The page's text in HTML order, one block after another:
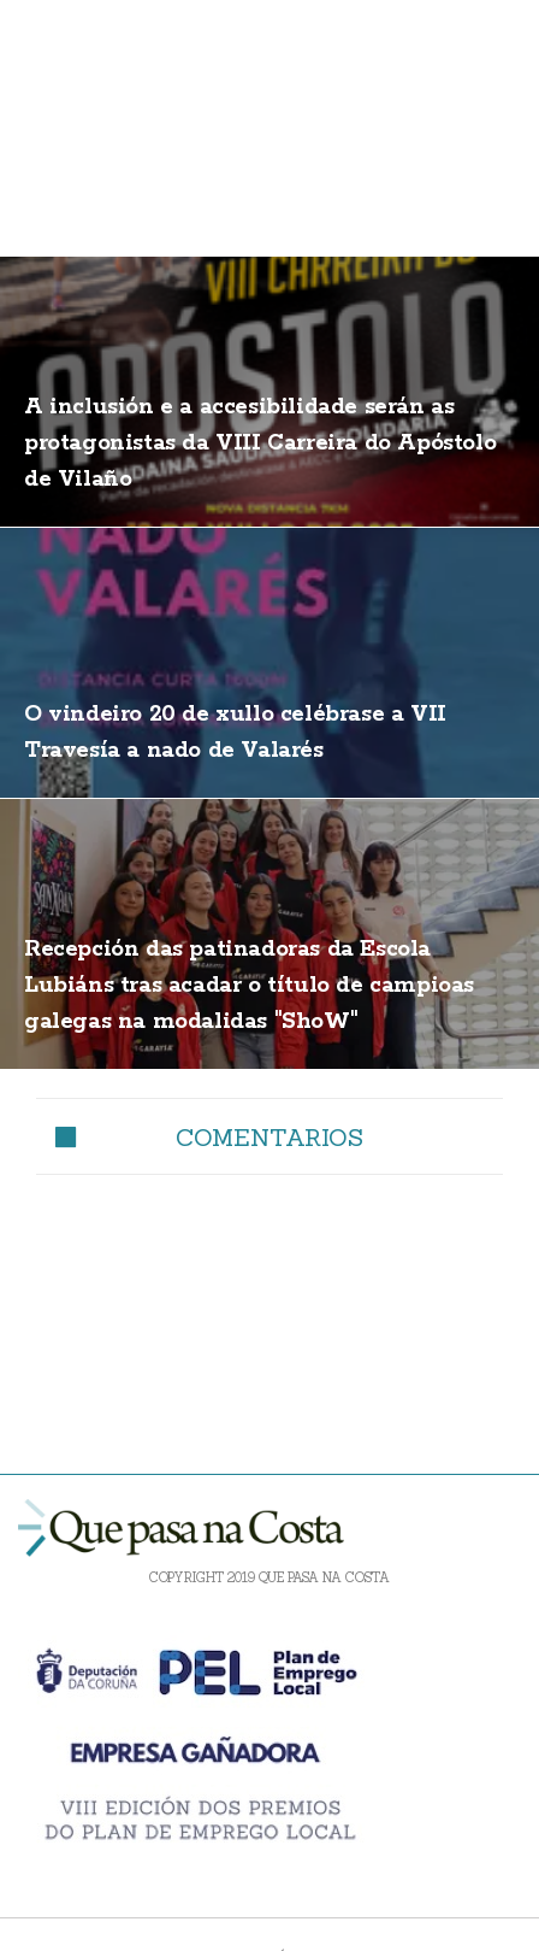
A inclusión e a accesibilidade serán as
protagonistas da VIII Carreira do Apóstolo
de Vilaño
O vindeiro 20 de xullo celébrase a VII
Travesía a nado de Valarés
Recepción das patinadoras da Escola
Lubiáns tras acadar o título de campioas
galegas na modalidas "ShoW"
COMENTARIOS
COPYRIGHT 2019 QUE PASA NA COSTA